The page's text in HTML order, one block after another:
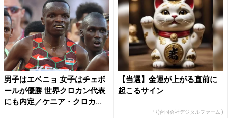
男子はエベニョ 女子はチェボ
ールが優勝 世界クロカン代表
にも内定／ケニア・クロカ...
【当選】金運が上がる直前に
起こるサイン
PR(合同会社デジタルファーム )